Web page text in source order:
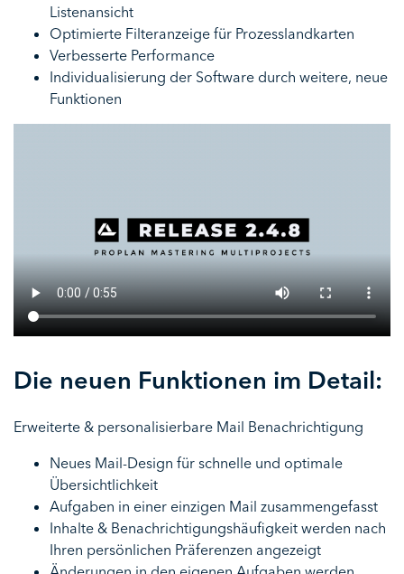
Listenansicht
Optimierte Filteranzeige für Prozesslandkarten
Verbesserte Performance
Individualisierung der Software durch weitere, neue
Funktionen
Die neuen Funktionen im Detail:
Erweiterte & personalisierbare Mail Benachrichtigung
Neues Mail-Design für schnelle und optimale
Übersichtlichkeit
Aufgaben in einer einzigen Mail zusammengefasst
Inhalte & Benachrichtigungshäufigkeit werden nach
Ihren persönlichen Präferenzen angezeigt